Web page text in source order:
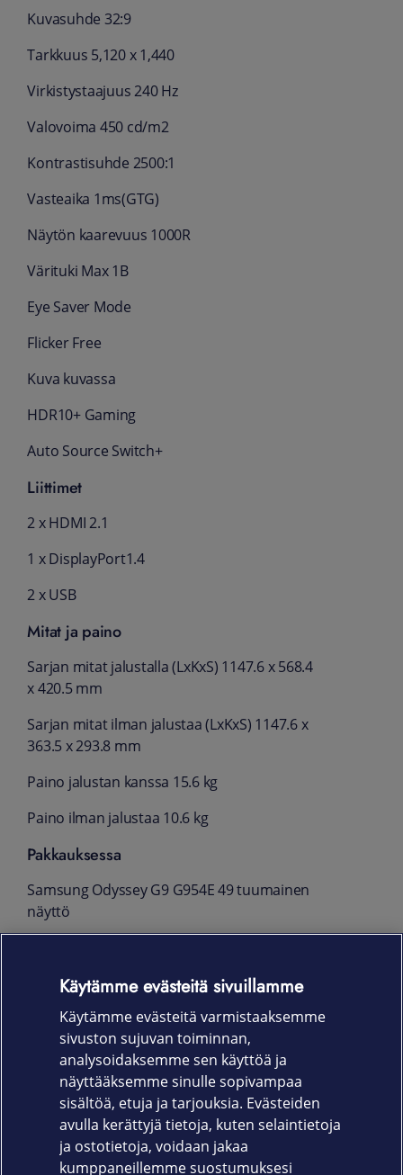
Kuvasuhde 32:9
Tarkkuus 5,120 x 1,440
Virkistystaajuus 240 Hz
Valovoima 450 cd/m2
Kontrastisuhde 2500:1
Vasteaika 1ms(GTG)
Näytön kaarevuus 1000R
Värituki Max 1B
Eye Saver Mode
Flicker Free
Kuva kuvassa
HDR10+ Gaming
Auto Source Switch+
Liittimet
2 x HDMI 2.1
1 x DisplayPort1.4
2 x USB
Mitat ja paino
Sarjan mitat jalustalla (LxKxS) 1147.6 x 568.4
x 420.5 mm
Sarjan mitat ilman jalustaa (LxKxS) 1147.6 x
363.5 x 293.8 mm
Paino jalustan kanssa 15.6 kg
Paino ilman jalustaa 10.6 kg
Pakkauksessa
Samsung Odyssey G9 G954E 49 tuumainen
näyttö
USB 3.0-kaapeli
Virtakaapeli
Takuu
24 kk
Käytämme evästeitä sivuillamme
Käytämme evästeitä varmistaaksemme
sivuston sujuvan toiminnan,
analysoidaksemme sen käyttöä ja
näyttääksemme sinulle sopivampaa
sisältöä, etuja ja tarjouksia. Evästeiden
avulla kerättyjä tietoja, kuten selaintietoja
ja ostotietoja, voidaan jakaa
kumppaneillemme suostumuksesi